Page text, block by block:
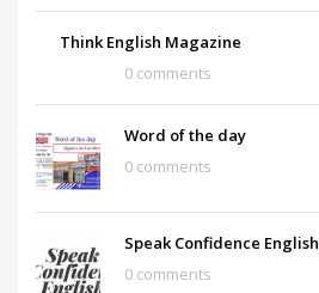
Think English Magazine
0 comments
Word of the day
0 comments
Speak Confidence English
0 comments